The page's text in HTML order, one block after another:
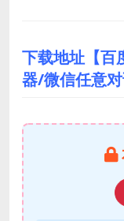
下载地址【百
器/微信任意对